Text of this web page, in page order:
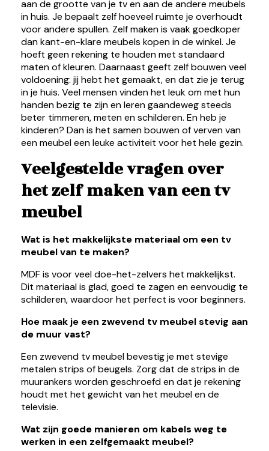
aan de grootte van je tv en aan de andere meubels
in huis. Je bepaalt zelf hoeveel ruimte je overhoudt
voor andere spullen. Zelf maken is vaak goedkoper
dan kant-en-klare meubels kopen in de winkel. Je
hoeft geen rekening te houden met standaard
maten of kleuren. Daarnaast geeft zelf bouwen veel
voldoening: jij hebt het gemaakt, en dat zie je terug
in je huis. Veel mensen vinden het leuk om met hun
handen bezig te zijn en leren gaandeweg steeds
beter timmeren, meten en schilderen. En heb je
kinderen? Dan is het samen bouwen of verven van
een meubel een leuke activiteit voor het hele gezin.
Veelgestelde vragen over
het zelf maken van een tv
meubel
Wat is het makkelijkste materiaal om een tv
meubel van te maken?
MDF is voor veel doe-het-zelvers het makkelijkst.
Dit materiaal is glad, goed te zagen en eenvoudig te
schilderen, waardoor het perfect is voor beginners.
Hoe maak je een zwevend tv meubel stevig aan
de muur vast?
Een zwevend tv meubel bevestig je met stevige
metalen strips of beugels. Zorg dat de strips in de
muurankers worden geschroefd en dat je rekening
houdt met het gewicht van het meubel en de
televisie.
Wat zijn goede manieren om kabels weg te
werken in een zelfgemaakt meubel?